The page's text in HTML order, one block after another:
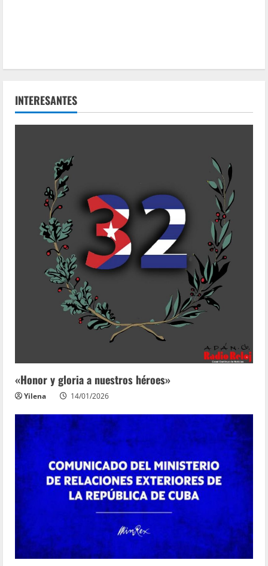
INTERESANTES
«Honor y gloria a nuestros héroes»
Yilena 14/01/2026